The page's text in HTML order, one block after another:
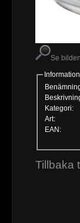
Se
Information
Kategori:
Art:
EAN:
Tillbaka